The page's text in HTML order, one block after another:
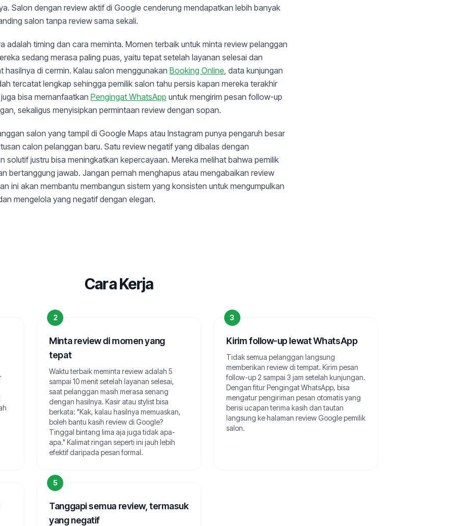
Salon dengan review aktif di Google cenderung mendapatkan lebih banyak
salon tanpa review sama sekali.
adalah timing dan cara meminta. Momen terbaik untuk minta review pelanggan
sedang merasa paling puas, yaitu tepat setelah layanan selesai dan
hasilnya di cermin. Kalau salon menggunakan Booking Online, data kunjungan
tercatat lengkap sehingga pemilik salon tahu persis kapan mereka terakhir
bisa memanfaatkan Pengingat WhatsApp untuk mengirim pesan follow-up
sekaligus menyisipkan permintaan review dengan sopan.
salon yang tampil di Google Maps atau Instagram punya pengaruh besar
calon pelanggan baru. Satu review negatif yang dibalas dengan
solutif justru bisa meningkatkan kepercayaan. Mereka melihat bahwa pemilik
bertanggung jawab. Jangan pernah menghapus atau mengabaikan review
ini akan membantu membangun sistem yang konsisten untuk mengumpulkan
mengelola yang negatif dengan elegan.
Cara Kerja
2
Minta review di momen yang
tepat
Waktu terbaik meminta review adalah 5
sampai 10 menit setelah layanan selesai,
saat pelanggan masih merasa senang
dengan hasilnya. Kasir atau stylist bisa
berkata: "Kak, kalau hasilnya memuaskan,
boleh bantu kasih review di Google?
Tinggal bintang lima aja juga tidak apa-
apa." Kalimat ringan seperti ini jauh lebih
efektif daripada pesan formal.
3
Kirim follow-up lewat WhatsApp
Tidak semua pelanggan langsung
memberikan review di tempat. Kirim pesan
follow-up 2 sampai 3 jam setelah kunjungan.
Dengan fitur Pengingat WhatsApp, bisa
mengatur pengiriman pesan otomatis yang
berisi ucapan terima kasih dan tautan
langsung ke halaman review Google pemilik
salon.
5
Tanggapi semua review, termasuk
yang negatif